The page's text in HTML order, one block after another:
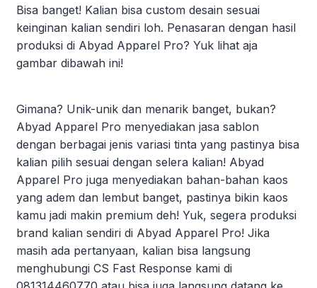
Bisa banget! Kalian bisa custom desain sesuai
keinginan kalian sendiri loh. Penasaran dengan hasil
produksi di Abyad Apparel Pro? Yuk lihat aja
gambar dibawah ini!
Gimana? Unik-unik dan menarik banget, bukan?
Abyad Apparel Pro menyediakan jasa sablon
dengan berbagai jenis variasi tinta yang pastinya bisa
kalian pilih sesuai dengan selera kalian! Abyad
Apparel Pro juga menyediakan bahan-bahan kaos
yang adem dan lembut banget, pastinya bikin kaos
kamu jadi makin premium deh! Yuk, segera produksi
brand kalian sendiri di Abyad Apparel Pro! Jika
masih ada pertanyaan, kalian bisa langsung
menghubungi CS Fast Response kami di